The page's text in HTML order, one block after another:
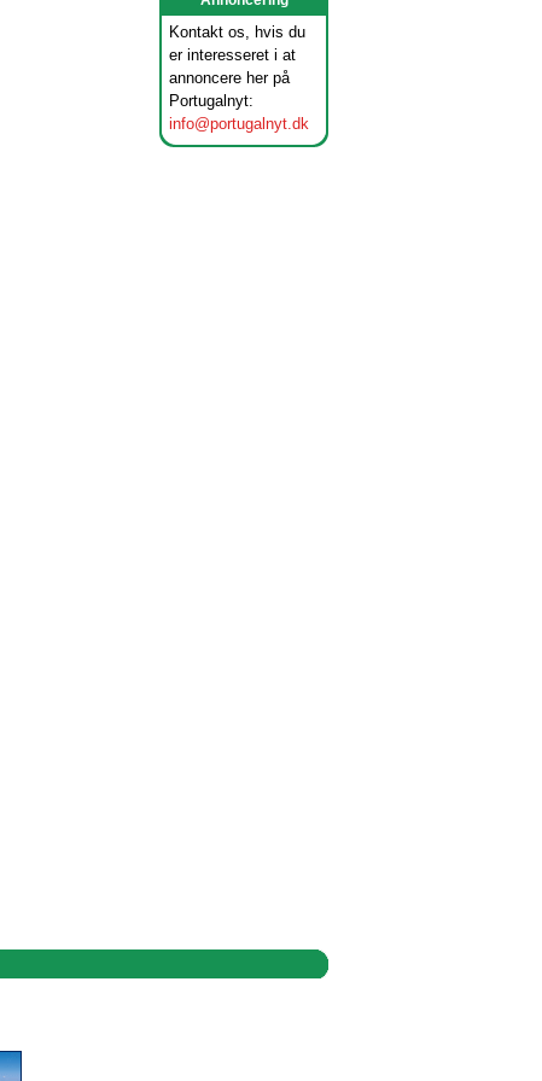
Kontakt os, hvis du
er interesseret i at
annoncere her på
Portugalnyt:
info@portugalnyt.dk